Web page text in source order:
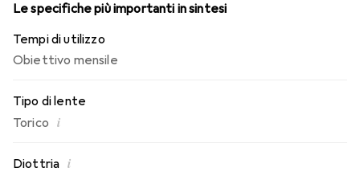
Le specifiche più importanti in sintesi
Tempi di utilizzo
Obiettivo mensile
Tipo di lente
Torico i
Diottria i